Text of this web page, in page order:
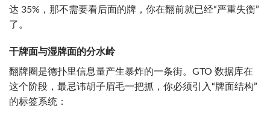
达 35%，那不需要看后面的牌，你在翻前就已经“严重失衡”
了。
干牌面与湿牌面的分水岭
翻牌圈是德扑里信息量产生暴炸的一条街。GTO 数据库在
这个阶段，最忌讳胡子眉毛一把抓，你必须引入“牌面结构”
的标签系统：